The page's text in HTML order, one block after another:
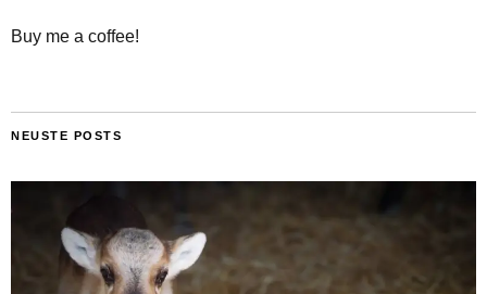
Buy me a coffee!
NEUSTE POSTS